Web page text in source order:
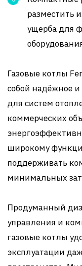
разместить
ущерба для
Газовые котлы
собой надёжное
для систем
коммерческих
широкому
поддерживать
минимальных
Продуманный
управления и
газовые котлы
эксплуатации